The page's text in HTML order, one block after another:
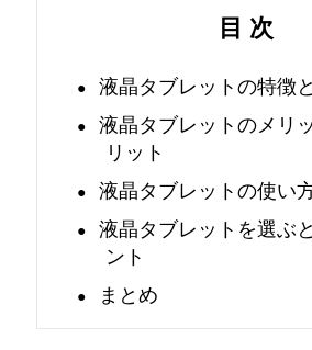
目 次
液晶タブレットの特徴
液晶タブレットのメリ
リット
液晶タブレットの使い
液晶タブレットを選ぶ
ント
まとめ